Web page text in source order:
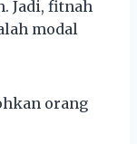
Jadi, fitnah
modal
orang